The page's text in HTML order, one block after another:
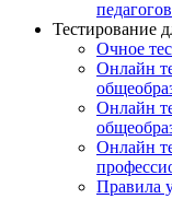
педагогов
Тестирование
Очное
Онлайн
Онлайн
Онлайн
Правила